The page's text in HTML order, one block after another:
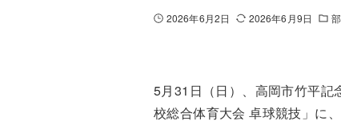
2026年6月2日 2026年6月9日
5月31日（日）、高岡市竹平記
校総合体育大会 卓球競技」に